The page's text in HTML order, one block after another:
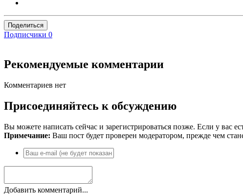
Поделиться
Подписчики 0
Рекомендуемые комментарии
Комментариев нет
Присоединяйтесь к обсуждению
Вы можете написать сейчас и зарегистрироваться позже. Если у вас
Примечание: Ваш пост будет проверен модератором, прежде чем
Добавить комментарий...